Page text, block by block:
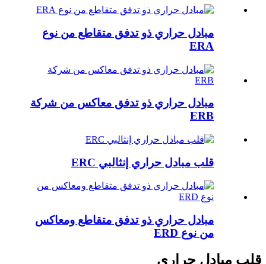
مبادل حراري ذو تدفق متقاطع من نوع
ERA
مبادل حراري ذو تدفق معاكس من شركة
ERB
قلب مبادل حراري إنثالبي ERC
مبادل حراري ذو تدفق متقاطع ومعاكس
من نوع ERD
قلب مبادل حراري